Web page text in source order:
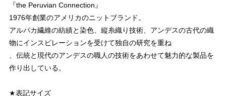
『the Peruvian Connection』
1976年創業のアメリカのニットブランド。
アルパカ繊維の紡績と染色、縦糸織り技術、アンデスの古代の織
物にインスピレーションを受けて独自の研究を重ね
、伝統と現代のアンデスの職人の技術をあわせて魅力的な製品を
作り出している。
★表記サイズ